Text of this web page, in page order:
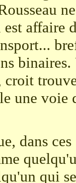
affaire
croit
une
dans
qui